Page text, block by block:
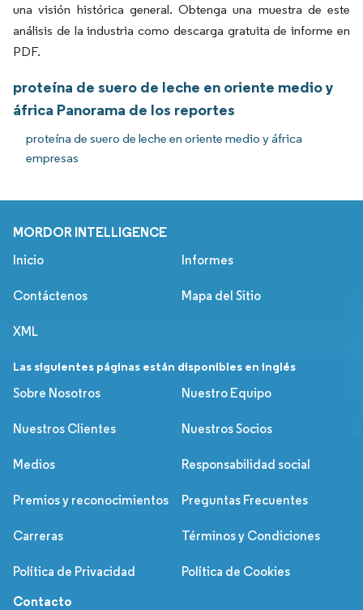
una visión histórica general. Obtenga una muestra de este
análisis de la industria como descarga gratuita de informe en
PDF.
proteína de suero de leche en oriente medio y
áfrica Panorama de los reportes
proteína de suero de leche en oriente medio y áfrica
empresas
MORDOR INTELLIGENCE
Inicio Informes
Contáctenos Mapa del Sitio
XML
Las siguientes páginas están disponibles en inglés
Sobre Nosotros
Nuestro Equipo
Nuestros Clientes Nuestros Socios
Medios Responsabilidad social
Premios y reconocimientos Preguntas Frecuentes
Carreras Términos y Condiciones
Política de Privacidad Política de Cookies
Contacto